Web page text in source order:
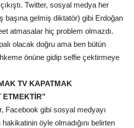
Twitter, sosyal medya her
başına gelmiş diktatör) gibi Erdoğan
atmasalar hiç problem olmazdı.
olacak doğru ama ben bütün
önüne gidip selfie çektirmeye
TV KAPATMAK
ETMEKTİR”
Facebook gibi sosyal medyayı
öyle olmadığını belirten